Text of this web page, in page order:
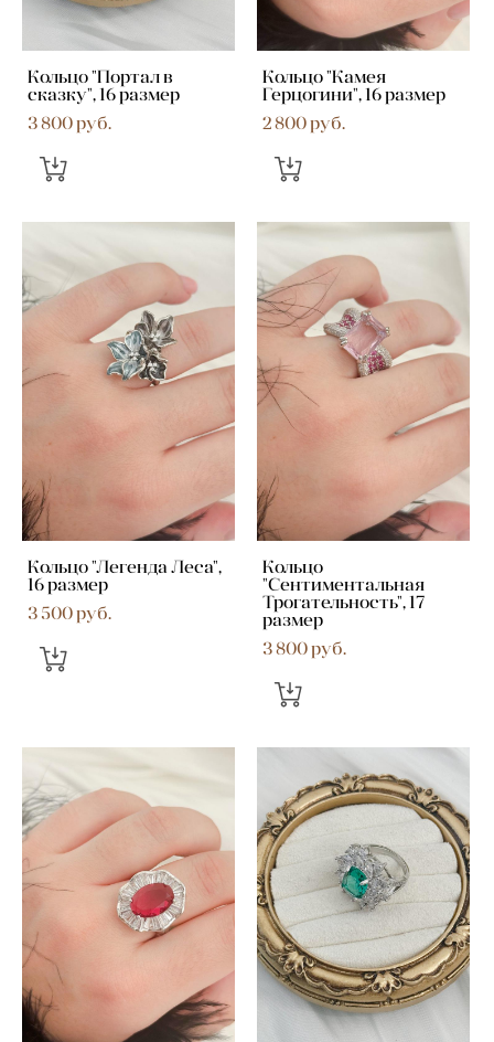
Кольцо "Портал в
сказку", 16 размер
3 800 pуб.
Кольцо "Камея
Герцогини", 16 размер
2 800 pуб.
Кольцо "Легенда Леса",
16 размер
3 500 pуб.
Кольцо
"Сентиментальная
Трогательность", 17
размер
3 800 pуб.